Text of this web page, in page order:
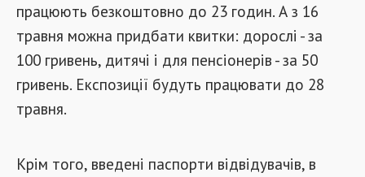
працюють безкоштовно до 23 годин. А з 16
травня можна придбати квитки: дорослі - за
100 гривень, дитячі і для пенсіонерів - за 50
гривень. Експозиції будуть працювати до 28
травня.
Крім того, введені паспорти відвідувачів, в